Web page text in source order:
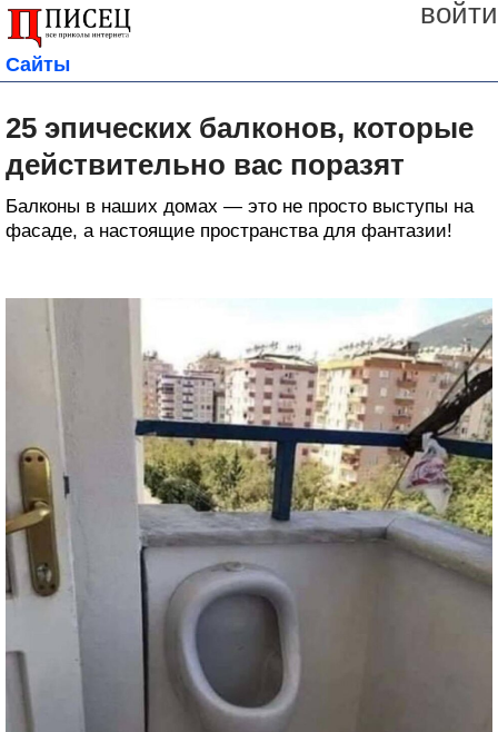
войти
Сайты
25 эпических балконов, которые
действительно вас поразят
Балконы в наших домах — это не просто выступы на
фасаде, а настоящие пространства для фантазии!